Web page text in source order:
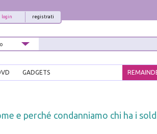
registrati
login
GADGETS
e perché condanniamo chi ha i